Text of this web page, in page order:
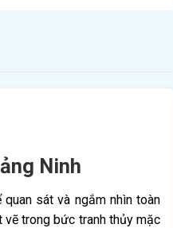
Ninh
sát và ngắm nhìn toàn
vẽ trong bức tranh thủy mặc